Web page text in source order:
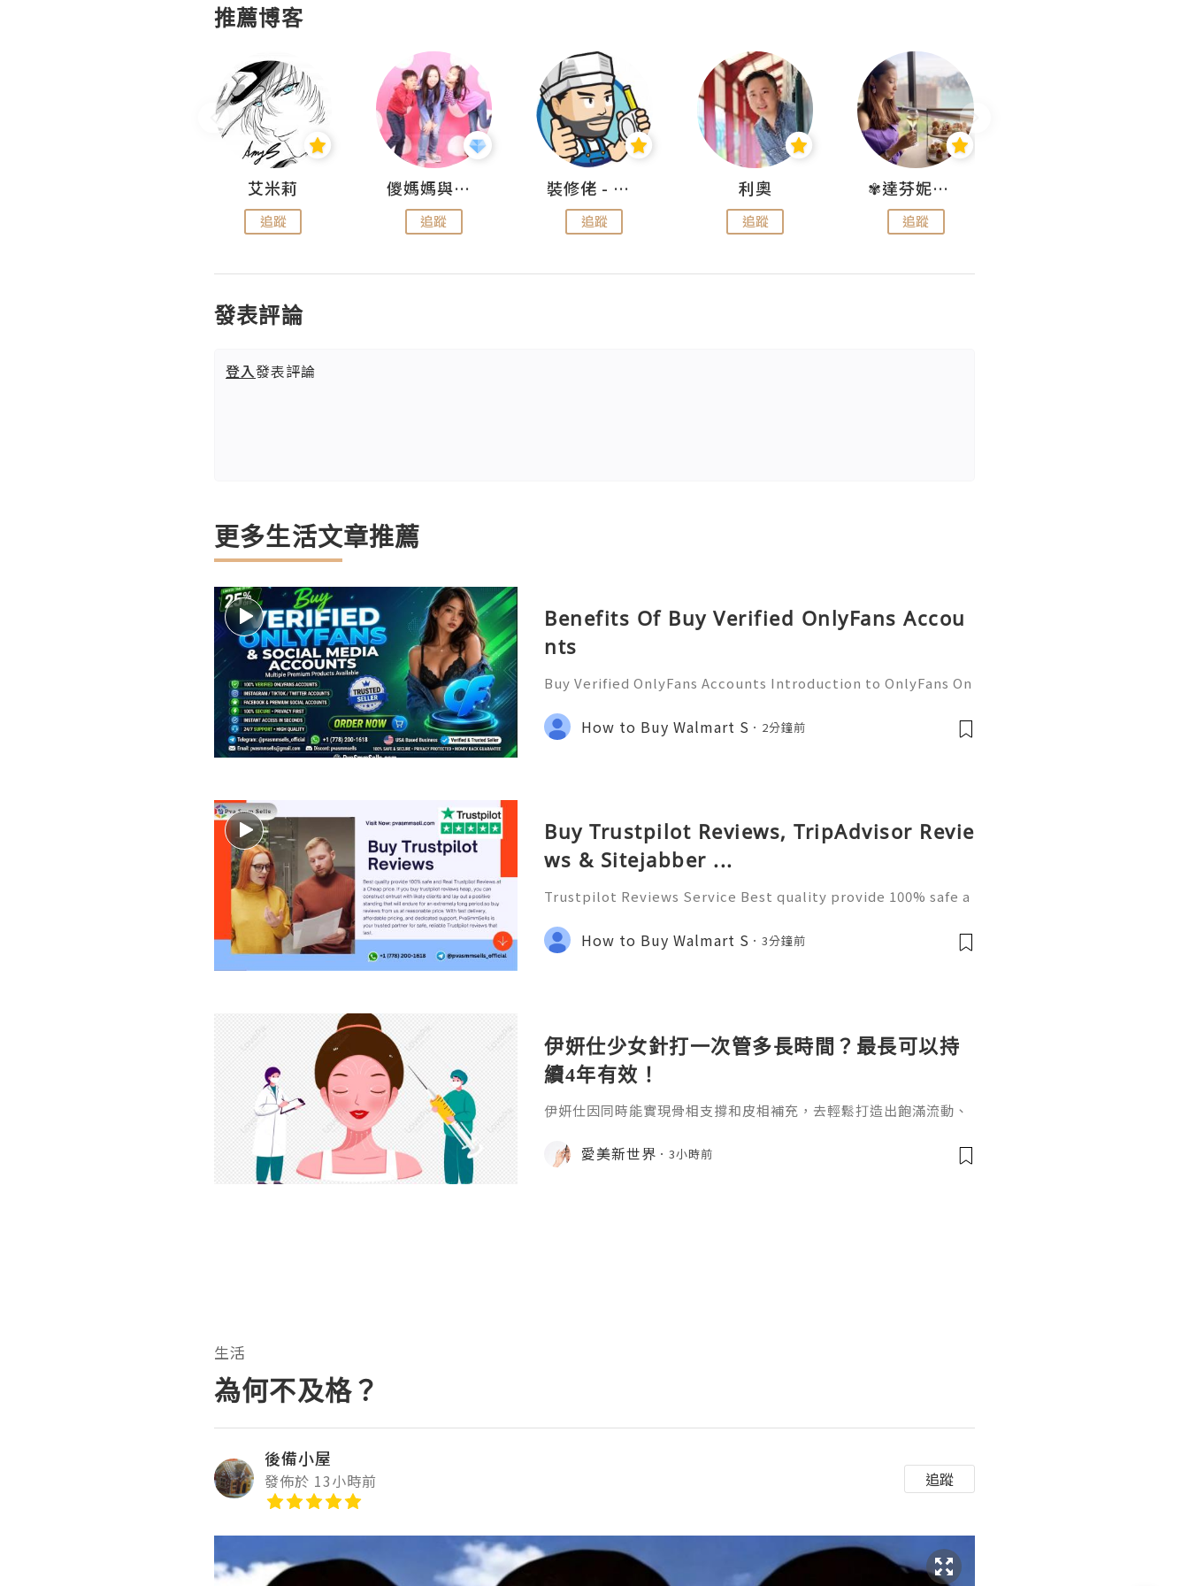
推薦博客
艾米莉
追蹤
儍媽媽與兩隻小魔怪之家
追蹤
裝修佬 - 香港一站式網上裝修平台
追蹤
利奧
追蹤
✾達芬妮•愛孩子•愛生活✾
追蹤
發表評論
登入發表評論
更多生活文章推薦
Benefits Of Buy Verified OnlyFans Accou
nts
Buy Verified OnlyFans Accounts Introduction to OnlyFans On
m, offering a platform for creators to connect directly with
their audience and mon
How to Buy Walmart S 2分鐘前
Buy Trustpilot Reviews, TripAdvisor Revie
ws & Sitejabber ...
Trustpilot Reviews Service Best quality provide 100% safe a
pilot reviews heap, you can construct entrust with likely cli
ents and lay out a
How to Buy Walmart S 3分鐘前
伊妍仕少女針打一次管多長時間？最長可以持
續4年有效！
伊妍仕因同時能實現骨相支撐和皮相補充，去輕鬆打造出飽滿流動、
非永久，伊妍仕少女針打一次管多長時間？這個問題要從它的核心成
分邏輯和不同劑型的差異說起。1.區別於普通玻尿酸的長效再生邏輯
愛美新世界 3小時前
生活
為何不及格？
後備小屋
發佈於 13小時前 追蹤